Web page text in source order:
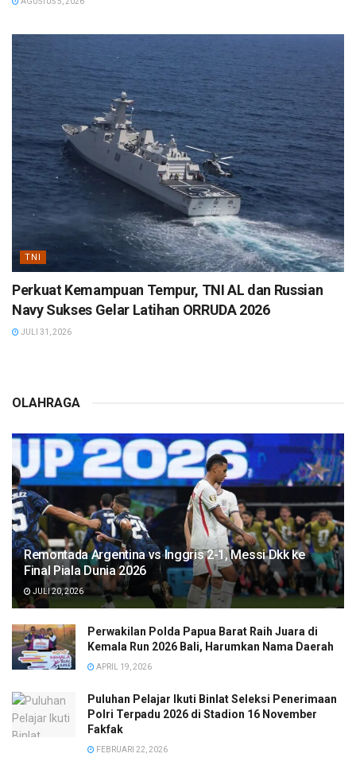
TNI
Perkuat Kemampuan Tempur, TNI AL dan Russian
Navy Sukses Gelar Latihan ORRUDA 2026
JULI 31, 2026
OLAHRAGA
Remontada Argentina vs Inggris 2-1, Messi Dkk ke
Final Piala Dunia 2026
JULI 20, 2026
Perwakilan Polda Papua Barat Raih Juara di
Kemala Run 2026 Bali, Harumkan Nama Daerah
APRIL 19, 2026
Puluhan Pelajar Ikuti Binlat Seleksi Penerimaan
Polri Terpadu 2026 di Stadion 16 November
Fakfak
FEBRUARI 22, 2026